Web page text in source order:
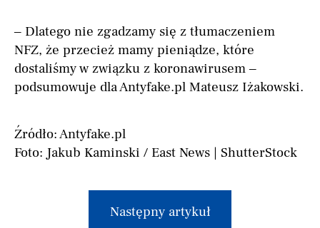
– Dlatego nie zgadzamy się z tłumaczeniem
NFZ, że przecież mamy pieniądze, które
dostaliśmy w związku z koronawirusem –
podsumowuje dla Antyfake.pl Mateusz Iżakowski.
Źródło: Antyfake.pl
Foto: Jakub Kaminski / East News | ShutterStock
Następny artykuł